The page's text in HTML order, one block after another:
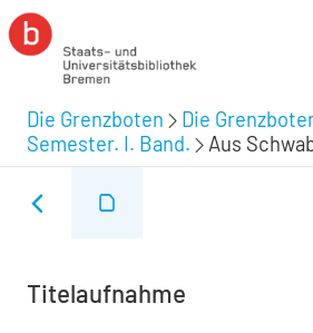
Die Grenzboten Die
Semester. I. Band.
Aus
Titelaufnahme